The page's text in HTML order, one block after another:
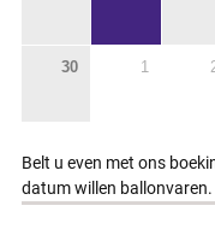
30 1
Belt u even met ons
datum willen